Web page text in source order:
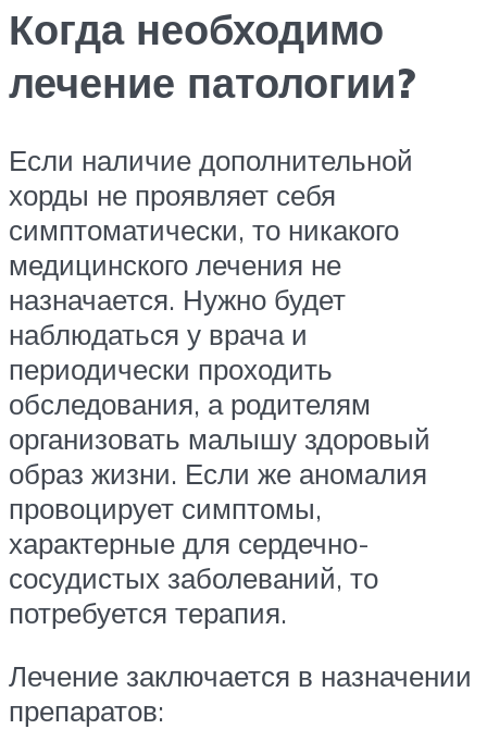
Когда необходимо
лечение патологии?
Если наличие дополнительной
хорды не проявляет себя
симптоматически, то никакого
медицинского лечения не
назначается. Нужно будет
наблюдаться у врача и
периодически проходить
обследования, а родителям
организовать малышу здоровый
образ жизни. Если же аномалия
провоцирует симптомы,
характерные для сердечно-
сосудистых заболеваний, то
потребуется терапия.
Лечение заключается в назначении
препаратов: